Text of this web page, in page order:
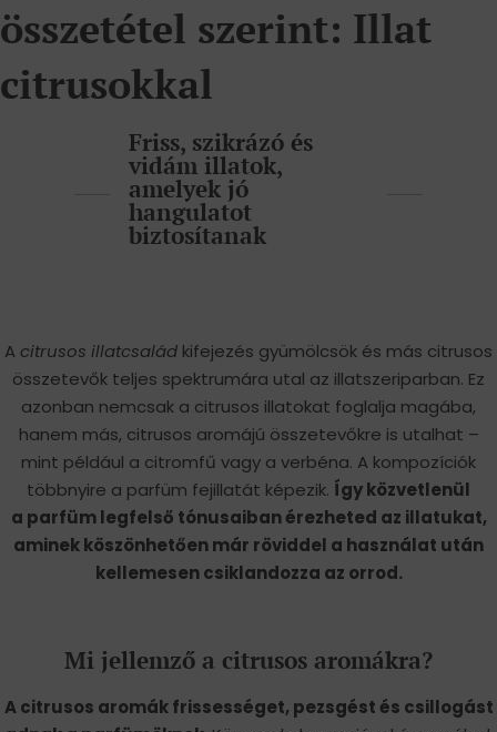
összetétel szerint: Illat
citrusokkal
Friss, szikrázó és
vidám illatok,
amelyek jó
hangulatot
biztosítanak
A citrusos illatcsalád kifejezés gyümölcsök és más citrusos
összetevők teljes spektrumára utal az illatszeriparban. Ez
azonban nemcsak a citrusos illatokat foglalja magába,
hanem más, citrusos aromájú összetevőkre is utalhat –
mint például a citromfű vagy a verbéna. A kompozíciók
többnyire a parfüm fejillatát képezik. Így közvetlenül
a parfüm legfelső tónusaiban érezheted az illatukat,
aminek köszönhetően már röviddel a használat után
kellemesen csiklandozza az orrod.
Mi jellemző a citrusos aromákra?
A citrusos aromák frissességet, pezsgést és csillogást